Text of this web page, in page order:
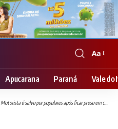
Font
Resizer
Aa
Apucarana Paraná Vale do
Motorista é salvo por populares após ficar preso em cabine de caminhão em chamas no Paraná